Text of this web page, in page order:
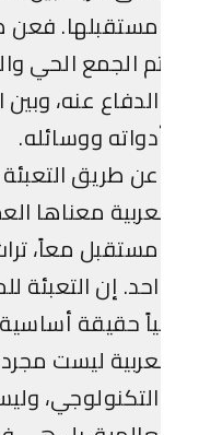
فعن
الجمع الحي
عنه، وبين
ووسائله.
طريق التعبئة
معناها
معاً، تراث
إن التعبئة
حقيقة أساسية:
ليست مجرد
وليست